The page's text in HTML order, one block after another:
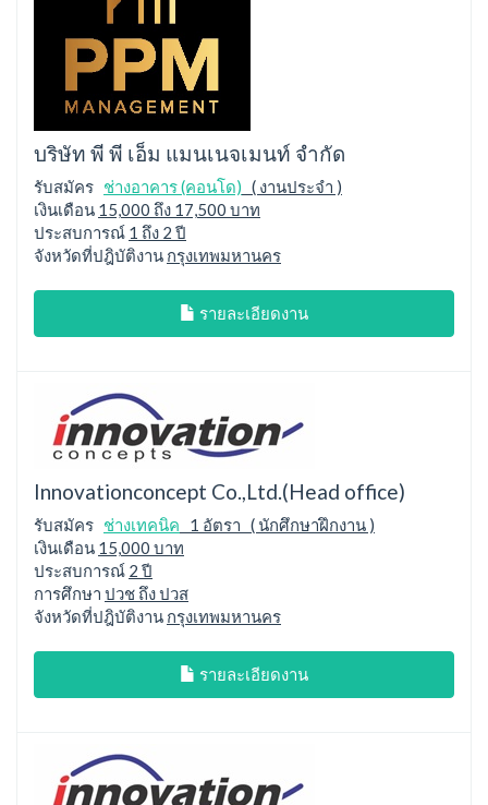
บริษัท พี พี เอ็ม แมนเนจเมนท์ จำกัด
รับสมัคร ช่างอาคาร (คอนโด) ( งานประจำ )
เงินเดือน 15,000 ถึง 17,500 บาท
ประสบการณ์ 1 ถึง 2 ปี
จังหวัดที่ปฎิบัติงาน กรุงเทพมหานคร
รายละเอียดงาน
Innovationconcept Co.,Ltd.(Head office)
รับสมัคร ช่างเทคนิค 1 อัตรา ( นักศึกษาฝึกงาน )
เงินเดือน 15,000 บาท
ประสบการณ์ 2 ปี
การศึกษา ปวช ถึง ปวส
จังหวัดที่ปฎิบัติงาน กรุงเทพมหานคร
รายละเอียดงาน